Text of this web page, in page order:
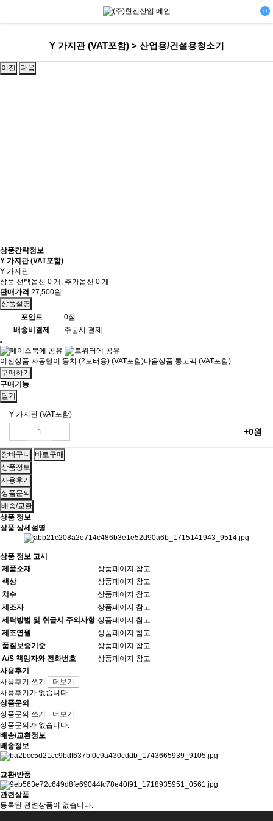
0
Y 가지관 (VAT포함) > 산업용/건설용청소기
이전 다음
상품간략정보
Y 가지관 (VAT포함)
Y 가지관
상품 선택옵션 0 개, 추가옵션 0 개
판매가격 27,500원
상품설명
포인트
0점
배송비결제
주문시 결제
이전상품 자동털이 뭉치 (2모터용) (VAT포함)다음상품 롱고팩 (VAT포함)
구매하기
구매기능
닫기
Y 가지관 (VAT포함)
+0원
상품정보
사용후기
상품문의
배송/교환
상품 정보
상품 상세설명
상품 정보 고시
제품소재
상품페이지 참고
색상
상품페이지 참고
치수
상품페이지 참고
제조자
상품페이지 참고
세탁방법 및 취급시 주의사항 상품페이지 참고
제조연월
상품페이지 참고
품질보증기준
상품페이지 참고
A/S 책임자와 전화번호
상품페이지 참고
사용후기
사용후기 쓰기
더보기
사용후기가 없습니다.
상품문의
상품문의 쓰기
더보기
상품문의가 없습니다.
배송/교환정보
배송정보
교환/반품
관련상품
등록된 관련상품이 없습니다.